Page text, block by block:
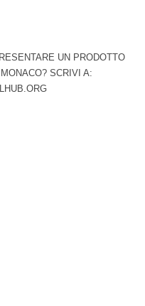
UN PRODOTTO
SCRIVI A: